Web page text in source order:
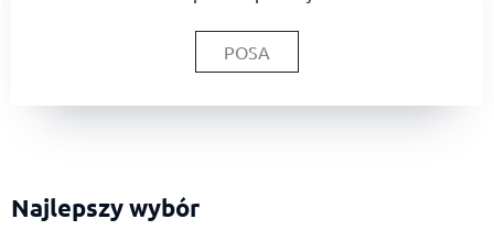
POSA
Najlepszy wybór